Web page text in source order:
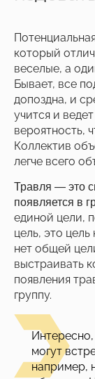
который
веселые, а
Бывает, все
допоздна, и
учится и
вероятность,
Коллектив
легче всего
Травля — это
появляется в
единой цели,
цель, это цель
нет общей
выстраивать
появления
группу.
могут
например,